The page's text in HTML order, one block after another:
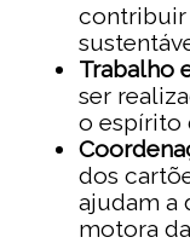
contribuir
Trabalho
ser
o espírito
dos
ajudam a
motora